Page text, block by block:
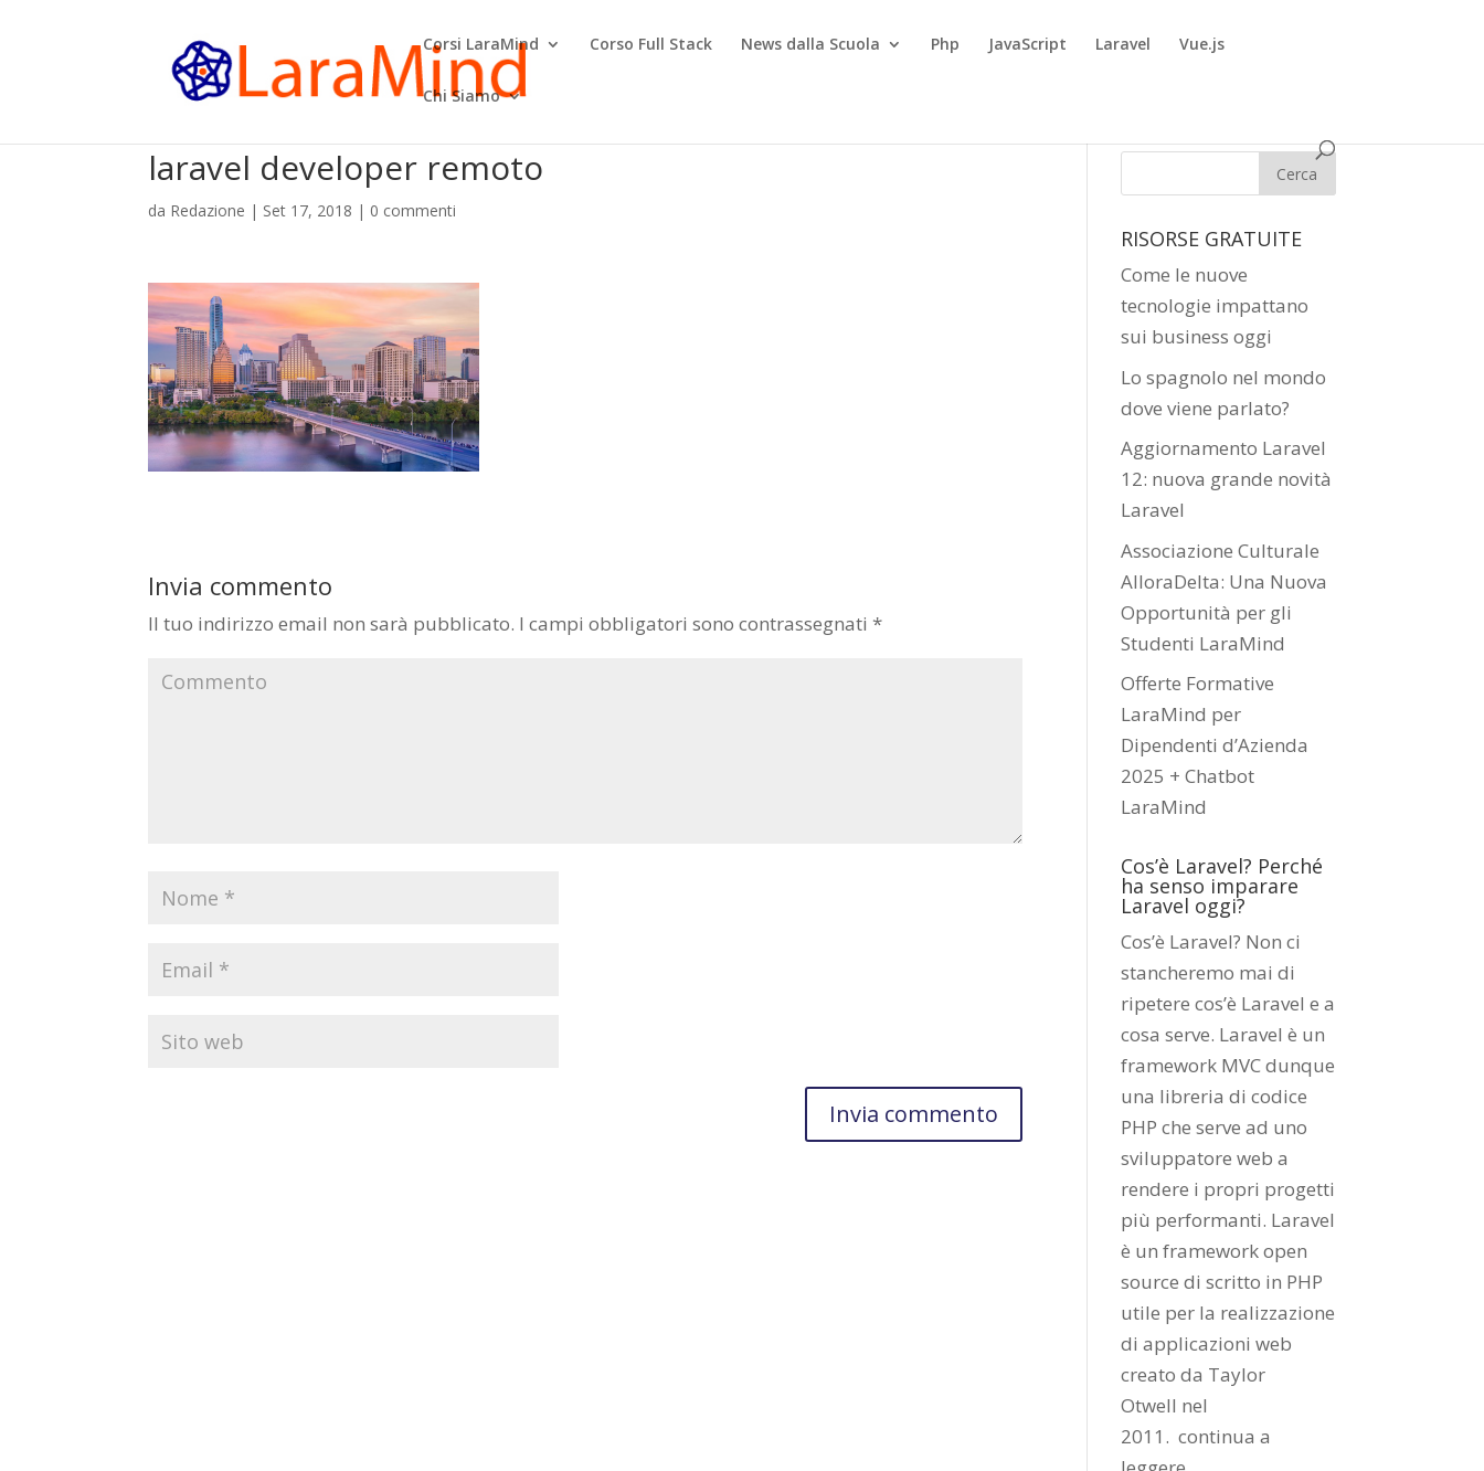
Corsi LaraMind Corso Full Stack News dalla Scuola Php JavaScript Laravel Vue.js
Chi Siamo
laravel developer remoto
da Redazione | Set 17, 2018 | 0 commenti
Invia commento
Il tuo indirizzo email non sarà pubblicato. I campi obbligatori sono contrassegnati *
RISORSE GRATUITE
Come le nuove
tecnologie impattano
sui business oggi
Lo spagnolo nel mondo
dove viene parlato?
Aggiornamento Laravel
12: nuova grande novità
Laravel
Associazione Culturale
AlloraDelta: Una Nuova
Opportunità per gli
Studenti LaraMind
Offerte Formative
LaraMind per
Dipendenti d’Azienda
2025 + Chatbot
LaraMind
Cos’è Laravel? Perché
ha senso imparare
Laravel oggi?
Cos’è Laravel? Non ci
stancheremo mai di
ripetere cos’è Laravel e a
cosa serve. Laravel è un
framework MVC dunque
una libreria di codice
PHP che serve ad uno
sviluppatore web a
rendere i propri progetti
più performanti. Laravel
è un framework open
source di scritto in PHP
utile per la realizzazione
di applicazioni web
creato da Taylor
Otwell nel
2011.continua a